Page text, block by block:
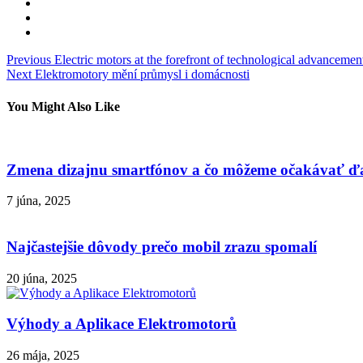
Navigácia
v
článku
Previous Electric motors at the forefront of technological
Next Elektromotory mění průmysl i domácnosti
You Might Also Like
Zmena dizajnu smartfónov a čo môžeme očakávať
7 júna, 2025
Najčastejšie dôvody prečo mobil zrazu spomalí
20 júna, 2025
Výhody a Aplikace Elektromotorů
26 mája, 2025